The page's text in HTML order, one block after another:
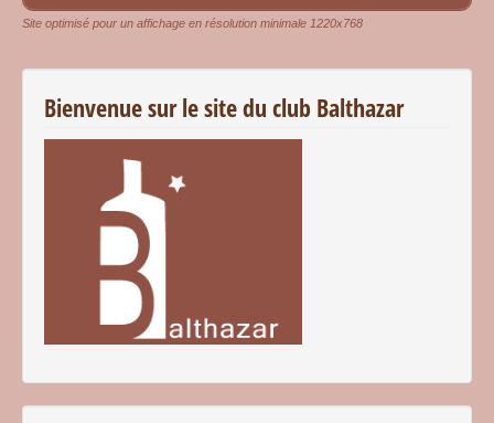
Site optimisé pour un affichage en résolution minimale 1220x768
Bienvenue sur le site du club Balthazar